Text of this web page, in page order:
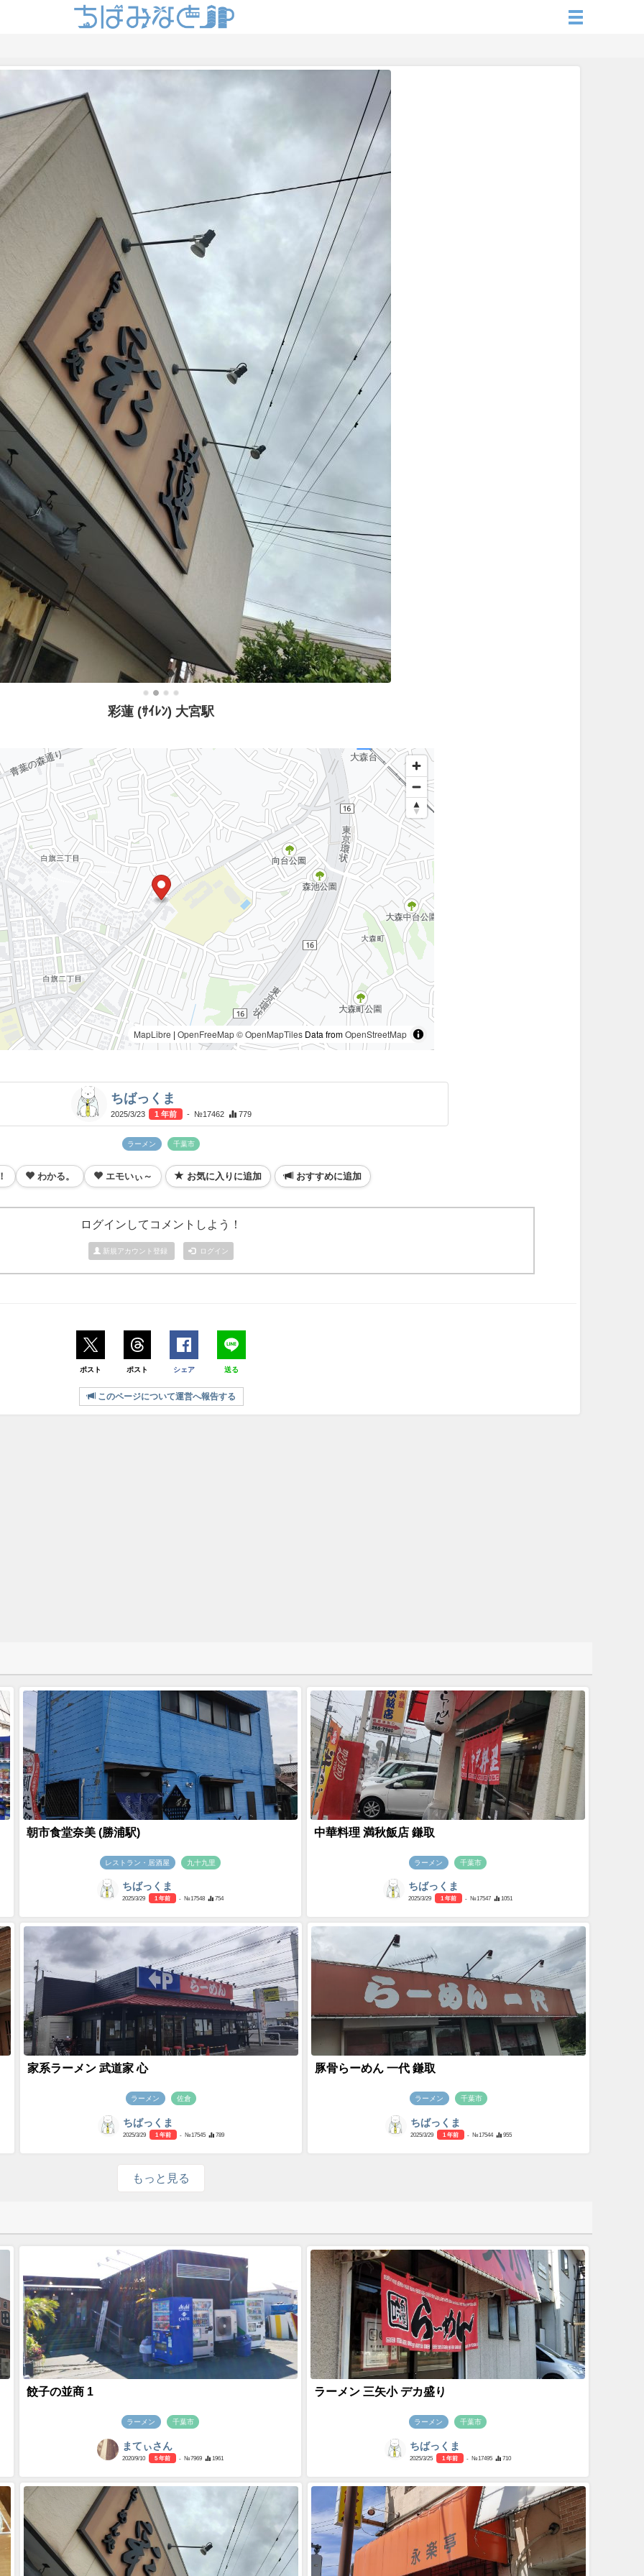
彩蓮 (ｻｲﾚﾝ) 大宮駅
MapLibre | OpenFreeMap© OpenMapTiles Data fromOpenStreetMap
ちばっくま
2025/3/23 1 年前 - №17462 779
ラーメン 千葉市
わかる。 エモいぃ～ お気に入りに追加 おすすめに追加
ログインしてコメントしよう！
新規アカウント登録 ログイン
ポスト ポスト シェア 送る
このページについて運営へ報告する
朝市食堂奈美 (勝浦駅)
レストラン・居酒屋 九十九里
ちばっくま
2025/3/29 1 年前 - №17548 754
中華料理 満秋飯店 鎌取
ラーメン 千葉市
ちばっくま
2025/3/29 1 年前 - №17547 1051
家系ラーメン 武道家 心
ラーメン 佐倉
ちばっくま
2025/3/29 1 年前 - №17545 789
豚骨らーめん 一代 鎌取
ラーメン 千葉市
ちばっくま
2025/3/29 1 年前 - №17544 955
もっと見る
餃子の並商 1
ラーメン 千葉市
まてぃさん
2020/9/10 5 年前 - №7969 1961
ラーメン 三矢小 デカ盛り
ラーメン 千葉市
ちばっくま
2025/3/25 1 年前 - №17495 710